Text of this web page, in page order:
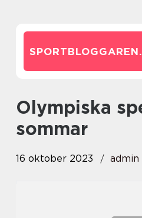
SPORTBLOGGAREN.
olympiska spelen
sommar
16 oktober 2023 admin